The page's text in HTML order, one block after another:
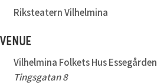
Riksteatern Vilhelmina
VENUE
Vilhelmina Folkets Hus Essegården
Tingsgatan 8